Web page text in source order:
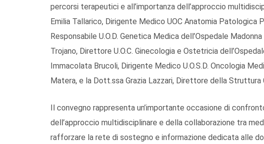
percorsi terapeutici e all’importanza dell’approccio
Emilia Tallarico, Dirigente Medico UOC Anatomia Patologica
Responsabile U.O.D. Genetica Medica dell’Ospedale
Trojano, Direttore U.O.C. Ginecologia e Ostetricia
Immacolata Brucoli, Dirigente Medico U.O.S.D. Oncologia
Matera, e la Dott.ssa Grazia Lazzari, Direttore della
Il convegno rappresenta un’importante occasione di
dell’approccio multidisciplinare e della collaborazione tra
rafforzare la rete di sostegno e informazione dedicata alle